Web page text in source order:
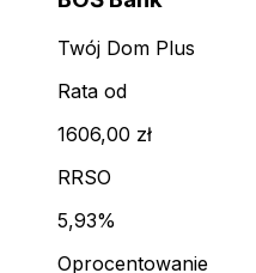
Twój Dom Plus
Rata od
1606,00 zł
RRSO
5,93%
Oprocentowanie